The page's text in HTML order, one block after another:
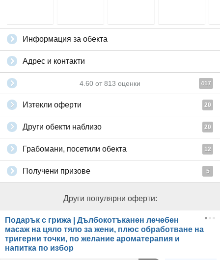
Информация за обекта
Адрес и контакти
4.60 от 813 оценки 417
Изтекли оферти 20
Други обекти наблизо 20
Грабомани, посетили обекта 12
Получени призове 5
Други популярни оферти:
Подарък с грижа | Дълбокотъканен лечебен
масаж на цяло тяло за жени, плюс обработване на
тригерни точки, по желание ароматерапия и
напитка по избор